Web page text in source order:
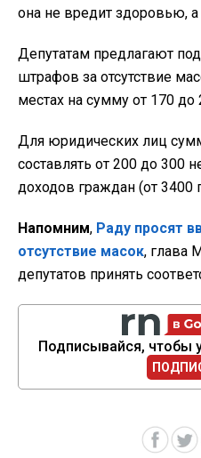
она не вредит здоровью,
Депутатам предлагают
штрафов за отсутствие
местах на сумму от 170 до
Для юридических лиц
составлять от 200 до 300
доходов граждан (от 3400
Напомним, Раду просят
отсутствие масок, глава
депутатов принять
Подписывайся, чтобы